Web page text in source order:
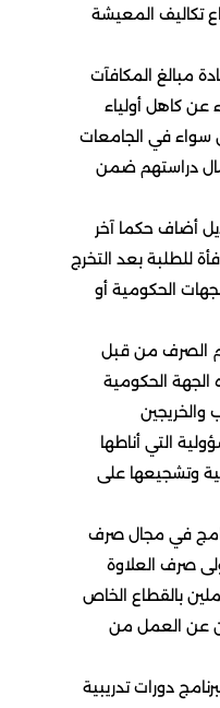
ارتفاع تكاليف المعيشة
مبالغ المكافآت
عن كاهل أولياء
سواء في الجامعات
دراستهم ضمن
أضاف حكما آخر
للطلبة بعد التخرج
الحكومية أو
الصرف من قبل
الجهة الحكومية
والخريجين
التي أناطها
وتشجيعها على
في مجال صرف
صرف العلاوة
بالقطاع الخاص
عن العمل من
دورات تدريبية